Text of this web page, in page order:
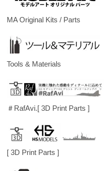
MA Original Kits / Parts
Tools & Materials
＃RafAvi.[ 3D Print Parts ]
[ 3D Print Parts ]